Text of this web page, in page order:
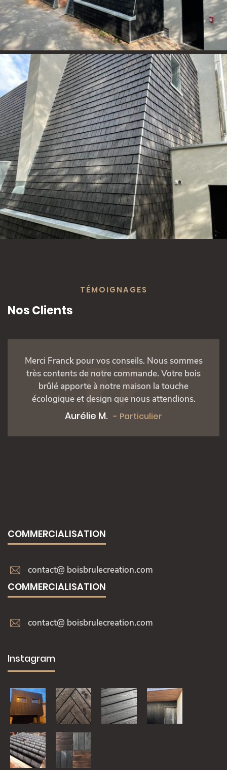
TÉMOIGNAGES
Nos Clients
Qualité, sérieux et respect des délais. A bientôt
pour de nouveaux projets.
Michel M. - Constructeur bois
COMMERCIALISATION
contact@ boisbrulecreation.com
COMMERCIALISATION
contact@ boisbrulecreation.com
Instagram